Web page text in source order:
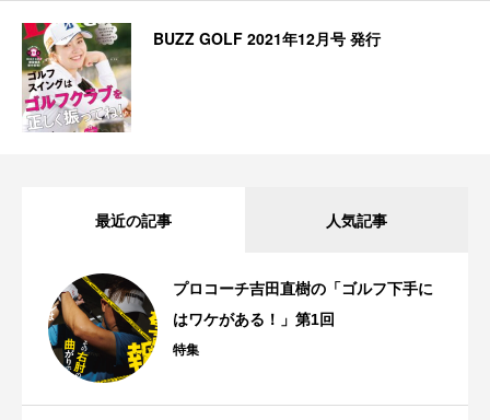
BUZZ GOLF 2021年12月号 発行
最近の記事 人気記事
プロコーチ吉田直樹の「ゴルフ下手に
はワケがある！」第1回
特集